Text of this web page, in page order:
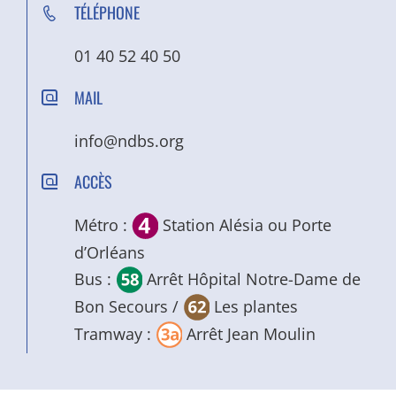
TÉLÉPHONE
01 40 52 40 50
MAIL
info@ndbs.org
ACCÈS
Métro :
Station Alésia ou Porte
d’Orléans
Bus :
Arrêt Hôpital Notre-Dame de
Bon Secours /
Les plantes
Tramway :
Arrêt Jean Moulin